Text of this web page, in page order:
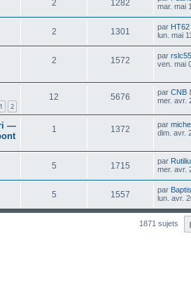
2 1282
mar. mai
2 1301 par HT62
lun. mai
2 1572 par rslc55
ven. mai
1 2
12 5676 par CNB
mer. avr.
—
1 1372 par
dim. avr.
5 1715 par
mer. avr.
5 1557 par
lun. avr.
1871 sujets